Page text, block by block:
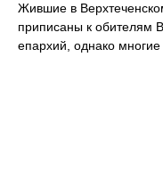
Жившие в
приписаны к обителям
епархий, однако многие